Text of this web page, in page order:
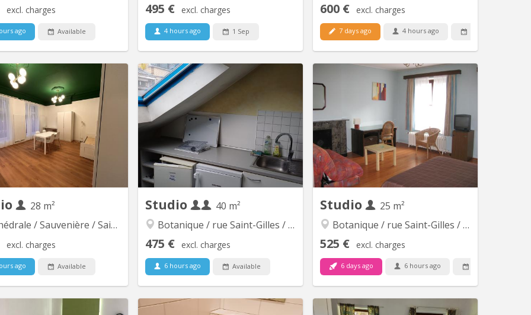
excl. charges
ago Available
KL 9264
résidence Studentstation pour
au coeur de la cité ardente.
dans l'ancienne gare Jonfosse
centre ville 57 studios a louer
Superficie de 17 à 40m2
495 € excl. charges
4 hours ago 1 Sep
KL 16541
Dans une résidence estudiantine située
en plein centre-ville, plusieurs studios
individuels meublés sont disponibles à
la location. Chaque studio se compose
de : - Une kitchenette équipée avec
taque de cuisson, hotte et frigo - Un
espace chambre avec lit, bureau et
garde-robe - Un coin mobilier...
600 € excl. charges
7 days ago 4 hours ago
KL 16904
Vaste, calme et lumineux studio dans
domicile particulier comportant une
grande chambre bureau (20m²), un
séjour-coin cuisine équipée à neuf
(12m²), salle d'eau avec douche,
lavabo et wc (7m²). La maison
comporte un jardin et est située dans
un parc exclusivement résidentiel. Il
sera possible de...
28 m²
/ Sauvenière / Saint-Denis
excl. charges
ago Available
KL 16373
Studio
40 m²
Botanique / rue Saint-Gilles / Jonfosse
475 € excl. charges
6 hours ago Available
KL 16874
Studio
25 m²
Botanique / rue Saint-Gilles / Jonfosse
525 € excl. charges
6 days ago 6 hours ago
KL 9211